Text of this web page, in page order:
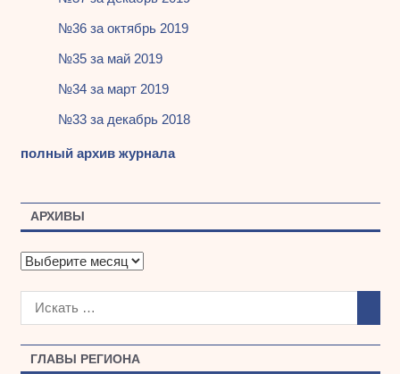
ГЛАВЫ РЕГИОНА
№36 за октябрь 2019
№35 за май 2019
№34 за март 2019
№33 за декабрь 2018
полный архив журнала
АРХИВЫ
А
х
ы